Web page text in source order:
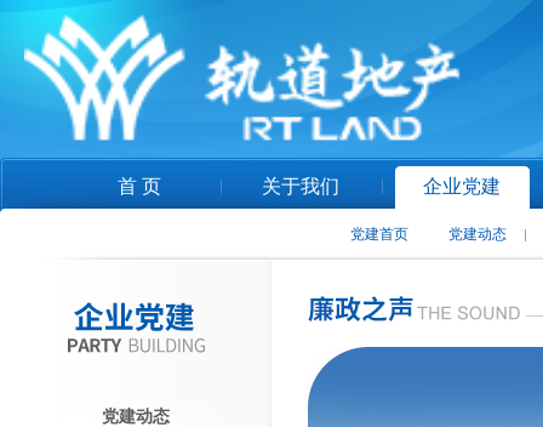
首 页 关于我们 企业党建
党建首页 党建动态
党建动态